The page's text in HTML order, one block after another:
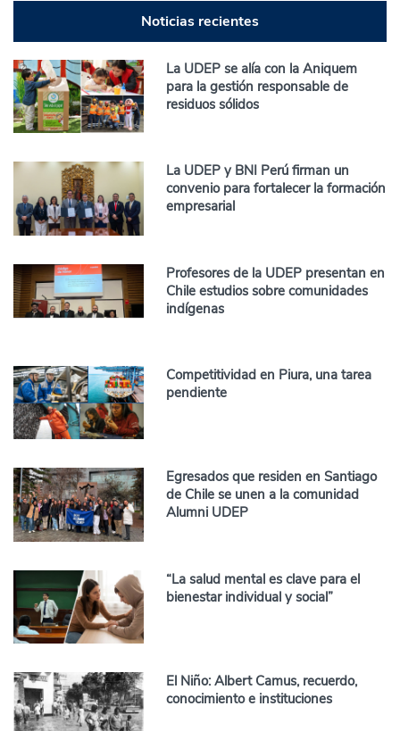
Noticias recientes
La UDEP se alía con la Aniquem
para la gestión responsable de
residuos sólidos
La UDEP y BNI Perú firman un
convenio para fortalecer la formación
empresarial
Profesores de la UDEP presentan en
Chile estudios sobre comunidades
indígenas
Competitividad en Piura, una tarea
pendiente
Egresados que residen en Santiago
de Chile se unen a la comunidad
Alumni UDEP
“La salud mental es clave para el
bienestar individual y social”
El Niño: Albert Camus, recuerdo,
conocimiento e instituciones